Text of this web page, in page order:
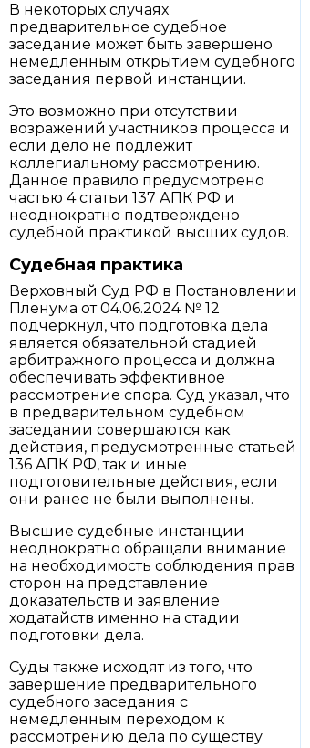
В некоторых случаях
предварительное судебное
заседание может быть завершено
немедленным открытием судебного
заседания первой инстанции.
Это возможно при отсутствии
возражений участников процесса и
если дело не подлежит
коллегиальному рассмотрению.
Данное правило предусмотрено
частью 4 статьи 137 АПК РФ и
неоднократно подтверждено
судебной практикой высших судов.
Судебная практика
Верховный Суд РФ в Постановлении
Пленума от 04.06.2024 № 12
подчеркнул, что подготовка дела
является обязательной стадией
арбитражного процесса и должна
обеспечивать эффективное
рассмотрение спора. Суд указал, что
в предварительном судебном
заседании совершаются как
действия, предусмотренные статьей
136 АПК РФ, так и иные
подготовительные действия, если
они ранее не были выполнены.
Высшие судебные инстанции
неоднократно обращали внимание
на необходимость соблюдения прав
сторон на представление
доказательств и заявление
ходатайств именно на стадии
подготовки дела.
Суды также исходят из того, что
завершение предварительного
судебного заседания с
немедленным переходом к
рассмотрению дела по существу